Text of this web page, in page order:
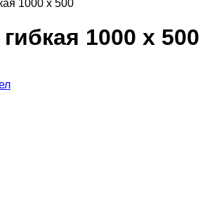
1000 x 500
1000 x 500